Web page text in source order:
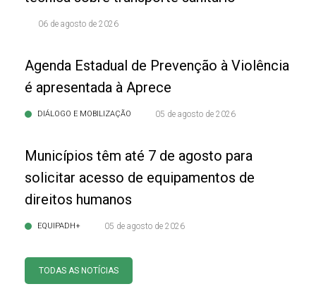
06 de agosto de 2026
Agenda Estadual de Prevenção à Violência
é apresentada à Aprece
DIÁLOGO E MOBILIZAÇÃO 05 de agosto de 2026
Municípios têm até 7 de agosto para
solicitar acesso de equipamentos de
direitos humanos
EQUIPADH+ 05 de agosto de 2026
TODAS AS NOTÍCIAS